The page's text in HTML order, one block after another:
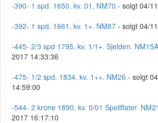
-390- 1 spd. 1650, kv. 01, NM70 - solgt 04/
-392- 1 spd. 1661, kv. 1+. NM87 - solgt 04/
-445- 2/3 spd 1795, kv. 1/1+. Sjelden.
2017 14:33:36
-475- 1/2 spd. 1834, kv. 1++. NM26 - solgt
14:59:00
-544- 2 krone 1890, kv. 0/01 Speilflater. NM21
2017 16:17:10